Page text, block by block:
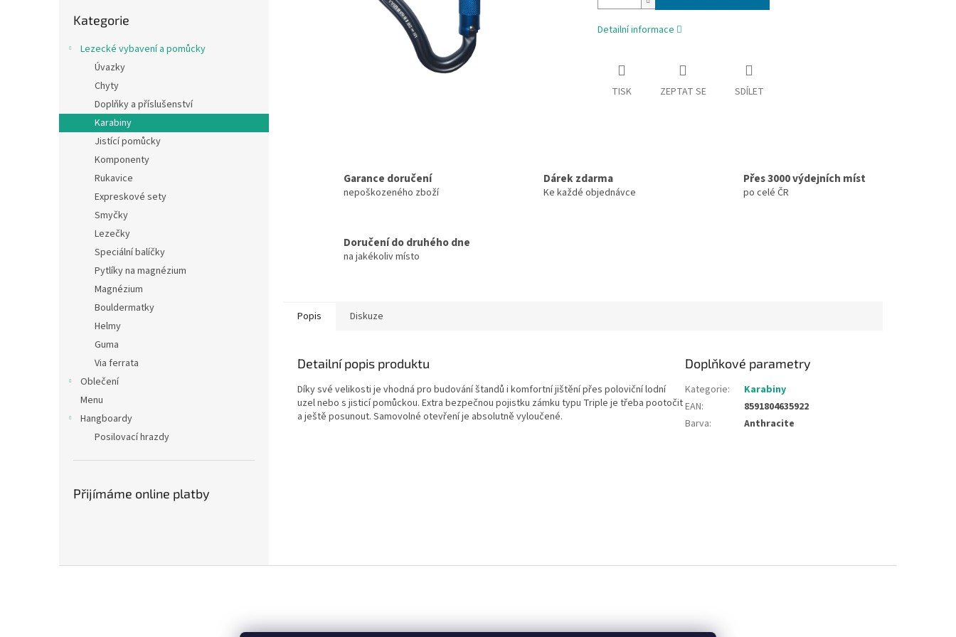
kategorie
Kategorie
Lezecké vybavení a pomůcky
Úvazky
Chyty
Doplňky a příslušenství
Karabiny
Jistící pomůcky
Komponenty
Rukavice
Expreskové sety
Smyčky
Lezečky
Speciální balíčky
Pytlíky na magnézium
Magnézium
Bouldermatky
Helmy
Guma
Via ferrata
Oblečení
Menu
Hangboardy
Posilovací hrazdy
Přijímáme online platby
Detailní informace
TISK ZEPTAT SE SDÍLET
Garance doručení
nepoškozeného zboží
Dárek zdarma
Ke každé objednávce
Přes 3000 výdejních míst
po celé ČR
Doručení do druhého dne
na jakékoliv místo
Popis Diskuze
Detailní popis produktu
Díky své velikosti je vhodná pro budování štandů i komfortní jištění přes poloviční lodní
uzel nebo s jisticí pomůckou. Extra bezpečnou pojistku zámku typu Triple je třeba pootočit
a ještě posunout. Samovolné otevření je absolutně vyloučené.
Doplňkové parametry
Kategorie:
Karabiny
EAN:
8591804635922
Barva: Anthracite